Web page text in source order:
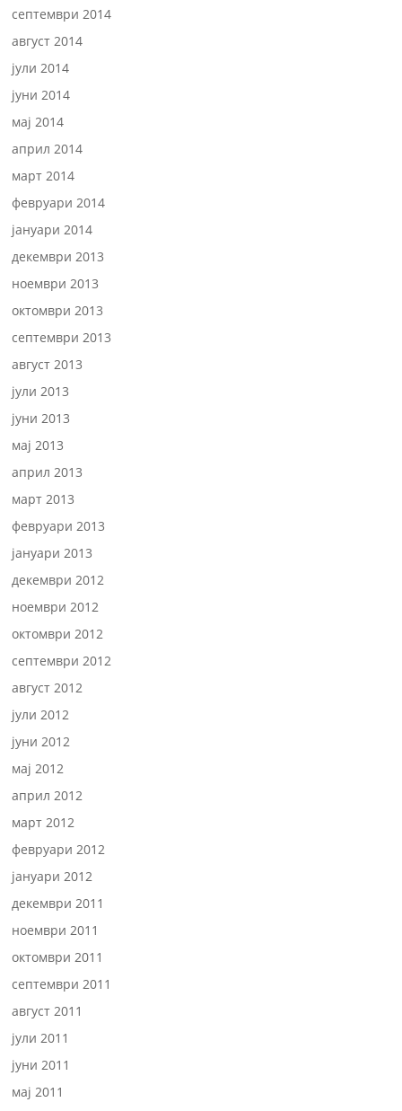
септември 2014
август 2014
јули 2014
јуни 2014
мај 2014
април 2014
март 2014
февруари 2014
јануари 2014
декември 2013
ноември 2013
октомври 2013
септември 2013
август 2013
јули 2013
јуни 2013
мај 2013
април 2013
март 2013
февруари 2013
јануари 2013
декември 2012
ноември 2012
октомври 2012
септември 2012
август 2012
јули 2012
јуни 2012
мај 2012
април 2012
март 2012
февруари 2012
јануари 2012
декември 2011
ноември 2011
октомври 2011
септември 2011
август 2011
јули 2011
јуни 2011
мај 2011